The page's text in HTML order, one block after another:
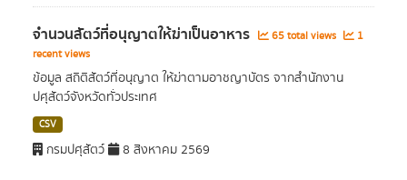
จำนวนสัตว์ที่อนุญาตให้ฆ่าเป็นอาหาร 65 total views
1
recent views
ข้อมูล สถิติสัตว์ที่อนุญาต ให้ฆ่าตามอาชญาบัตร จากสำนักงาน
ปศุสัตว์จังหวัดทั่วประเทศ
CSV
กรมปศุสัตว์ 8 สิงหาคม 2569